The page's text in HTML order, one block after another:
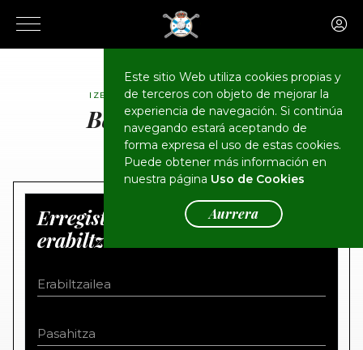
Este sitio Web utiliza cookies propias y
de terceros con objeto de mejorar la
experiencia de navegación. Si continúa
navegando estará aceptando de
forma expresa el uso de estas cookies.
Puede obtener más información en
nuestra página Uso de Cookies
Aurrera
IZENA EMANDAKO ERABILTZAILEAK
Bazkideen eremua
Erregistratutako
erabiltzaileentzako sarbidea